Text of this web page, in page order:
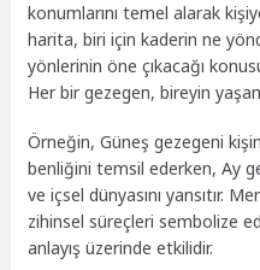
konumlarını temel alarak
harita, biri için kaderin ne
yönlerinin öne çıkacağı
Her bir gezegen, bireyin
Örneğin, Güneş gezegeni
benliğini temsil ederken, Ay
ve içsel dünyasını yansıtır.
zihinsel süreçleri sembolize
anlayış üzerinde etkilidir.